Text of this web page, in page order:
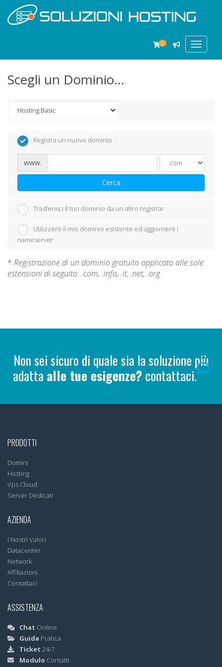
Toggle
0
Scegli un Dominio...
Registra un nuovo dominio
www.
Cerca
Trasferisci il tuo dominio da un altro registrar
Utilizzerò il mio dominio esistente ed aggiornerò i
nameserver
* Registrazione di un dominio gratuito applicata alle sole
estensioni di seguito: .com, .info, .it, .net, .org
Non sei sicuro di quale sia la soluzione più
adatta alle tue esigenze? contattaci.
PRODOTTI
Domini
Hosting
Vps Cloud
Server Dedicati
AZIENDA
I Nostri Valori
Datacenter
Network
Affiliazioni
Contattaci
ASSISTENZA
Chat Online
Guida Pratica
Ticket 24/7
Modulo Contatti